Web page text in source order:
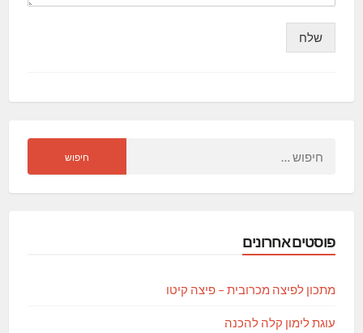
שלח
פוסטים אחרונים
מתכון לפיצה מכרובית – פיצה קיטו
עוגת לימון קלה להכנה